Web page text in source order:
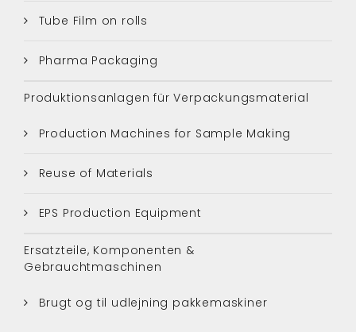
Tube Film on rolls
Pharma Packaging
Produktionsanlagen für Verpackungsmaterial
Production Machines for Sample Making
Reuse of Materials
EPS Production Equipment
Ersatzteile, Komponenten &
Gebrauchtmaschinen
Brugt og til udlejning pakkemaskiner